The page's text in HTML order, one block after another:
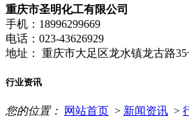
重庆市圣明化工有限公司
手机：18996299669
电话：023-43626929
地址： 重庆市大足区龙水镇龙古路35
行业资讯
您的位置： 网站首页 > 新闻资讯 >